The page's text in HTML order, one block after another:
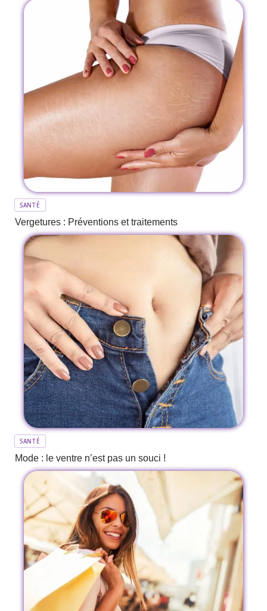
SANTÉ
Vergetures : Préventions et traitements
SANTÉ
Mode : le ventre n’est pas un souci !